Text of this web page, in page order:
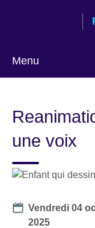
Menu
language
une voix
Date
Vendredi 04
2025